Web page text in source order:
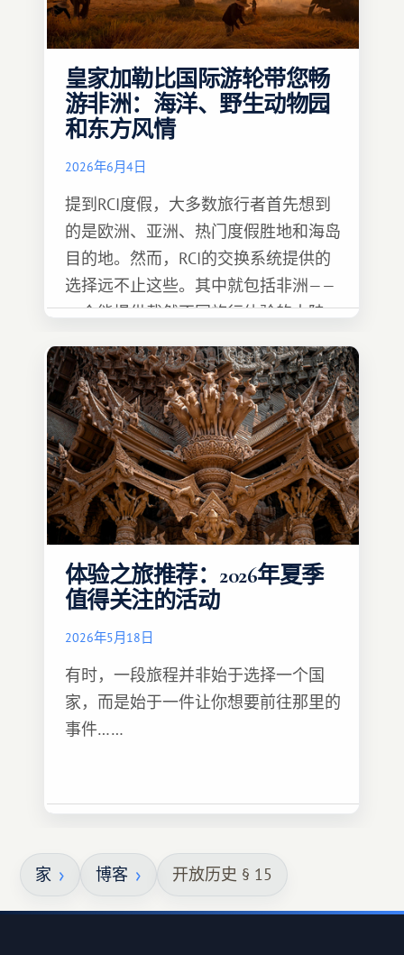
皇家加勒比国际游轮带您畅
游非洲：海洋、野生动物园
和东方风情
2026年6月4日
提到RCI度假，大多数旅行者首先想到
的是欧洲、亚洲、热门度假胜地和海岛
目的地。然而，RCI的交换系统提供的
选择远不止这些。其中就包括非洲——
一个能提供截然不同旅行体验的大陆。
体验之旅推荐：2026年夏季
值得关注的活动
2026年5月18日
有时，一段旅程并非始于选择一个国
家，而是始于一件让你想要前往那里的
事件……
家 博客 开放历史 § 15